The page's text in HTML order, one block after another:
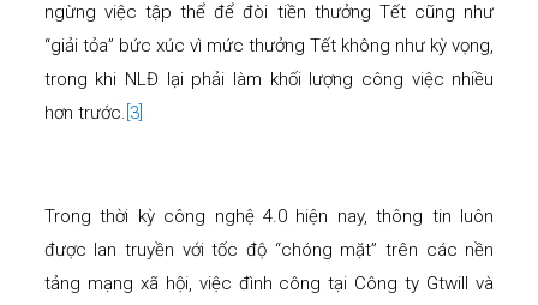
ngừng việc tập thể để đòi tiền thưởng Tết cũng như
“giải tỏa” bức xúc vì mức thưởng Tết không như kỳ vọng,
trong khi NLĐ lại phải làm khối lượng công việc nhiều
hơn trước. [3]
Trong thời kỳ công nghệ 4.0 hiện nay, thông tin luôn
được lan truyền với tốc độ “chóng mặt” trên các nền
tảng mạng xã hội, việc đình công tại Công ty Gtwill và